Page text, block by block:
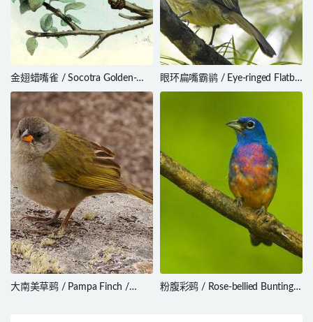
金翅蜡嘴雀 / Socotra Golden-
winged Grosbeak /
Rhynchostruthus socotranus
眼环扁嘴霸鹟 / Eye-ringed Flatbill
/ Rhynchocyclus brevirostris
大南美草鹀 / Pampa Finch /
粉腹彩鹀 / Rose-bellied Bunting /